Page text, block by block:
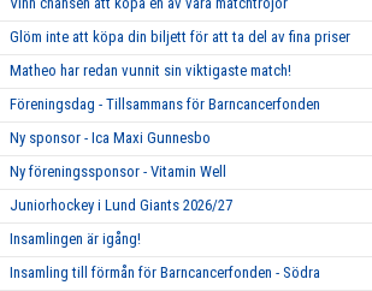
Glöm inte att köpa din biljett för att ta del av fina priser
Matheo har redan vunnit sin viktigaste match!
Föreningsdag - Tillsammans för Barncancerfonden
Ny sponsor - Ica Maxi Gunnesbo
Ny föreningssponsor - Vitamin Well
Juniorhockey i Lund Giants 2026/27
Insamlingen är igång!
Insamling till förmån för Barncancerfonden - Södra